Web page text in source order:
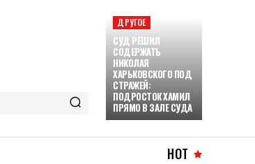
ДРУГОЕ
СУД РЕШИЛ
СОДЕРЖАТЬ
НИКОЛАЯ
ХАРЬКОВСКОГО ПОД
СТРАЖЕЙ:
ПОДРОСТОК ХАМИЛ
ПРЯМО В ЗАЛЕ СУДА
HOT